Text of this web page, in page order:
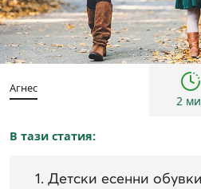
Агнес
2
В тази статия:
Детски есенни